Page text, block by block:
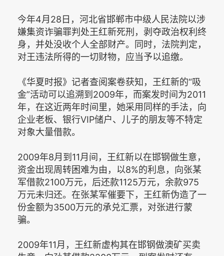
今年4月28日，河北省邯郸市中级人民法院以涉
嫌集资诈骗罪判处王红新死刑，剥夺政治权利终
身，并处没收个人全部财产。同时，法院判定，
对王违法所得的一切财物，应当予以追缴。
《华夏时报》记者查阅案卷获知，王红新的“吸
金”活动可以追溯到2009年，而案发时间为2011
年，在这近两年时间里，她采用同样的手法，向
企业老板、银行VIP储户、儿子的朋友等不特定
对象大量借款。
2009年8月到11月间，王红新以在邯钢做生意，
资金出现周转困难为由，以8%的利息，向张某
军借款2100万元，后还款1125万元，余款975
万元未归还。在张某军催要下，王红新伪造了一
份金额为3500万元的承兑汇票，对张进行蒙
骗。
2009年11月，王红新虚构其在邯钢做澳矿买卖